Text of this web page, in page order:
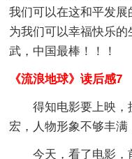
我们可以在这和平发展
为我们可以幸福快乐
武，中国最棒！！！
《流浪地球》读后感7
得知电影要上映
宏，人物形象不够丰满
今天，看了电影